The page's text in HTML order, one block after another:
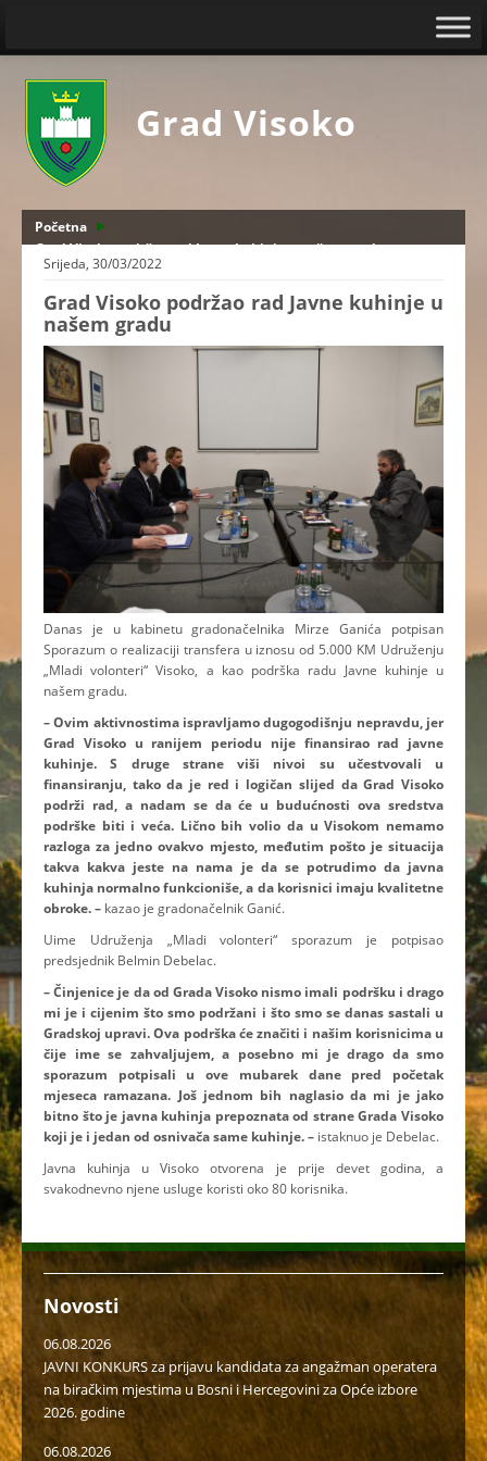
Grad Visoko
Početna
Grad Visoko podržao rad Javne kuhinje u našem gradu
Srijeda, 30/03/2022
Grad Visoko podržao rad Javne kuhinje u
našem gradu
Danas je u kabinetu gradonačelnika Mirze Ganića potpisan
Sporazum o realizaciji transfera u iznosu od 5.000 KM Udruženju
„Mladi volonteri“ Visoko, a kao podrška radu Javne kuhinje u
našem gradu.
– Ovim aktivnostima ispravljamo dugogodišnju nepravdu, jer
Grad Visoko u ranijem periodu nije finansirao rad javne
kuhinje. S druge strane viši nivoi su učestvovali u
finansiranju, tako da je red i logičan slijed da Grad Visoko
podrži rad, a nadam se da će u budućnosti ova sredstva
podrške biti i veća. Lično bih volio da u Visokom nemamo
razloga za jedno ovakvo mjesto, međutim pošto je situacija
takva kakva jeste na nama je da se potrudimo da javna
kuhinja normalno funkcioniše, a da korisnici imaju kvalitetne
obroke. – kazao je gradonačelnik Ganić.
Uime Udruženja „Mladi volonteri“ sporazum je potpisao
predsjednik Belmin Debelac.
– Činjenice je da od Grada Visoko nismo imali podršku i drago
mi je i cijenim što smo podržani i što smo se danas sastali u
Gradskoj upravi. Ova podrška će značiti i našim korisnicima u
čije ime se zahvaljujem, a posebno mi je drago da smo
sporazum potpisali u ove mubarek dane pred početak
mjeseca ramazana. Još jednom bih naglasio da mi je jako
bitno što je javna kuhinja prepoznata od strane Grada Visoko
koji je i jedan od osnivača same kuhinje. – istaknuo je Debelac.
Javna kuhinja u Visoko otvorena je prije devet godina, a
svakodnevno njene usluge koristi oko 80 korisnika.
Novosti
06.08.2026
JAVNI KONKURS za prijavu kandidata za angažman operatera
na biračkim mjestima u Bosni i Hercegovini za Opće izbore
2026. godine
06.08.2026